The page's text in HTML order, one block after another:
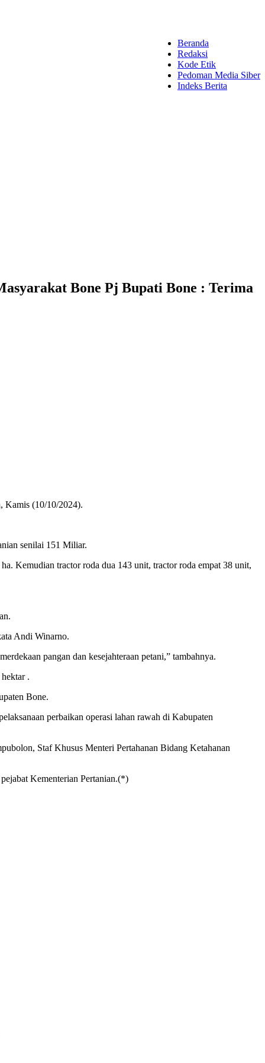
Beranda
Redaksi
Kode Etik
Pedoman Media Siber
Indeks Berita
Bone Pj Bupati Bone : Terima
Kamis (10/10/2024).
senilai 151 Miliar.
Kemudian tractor roda dua 143 unit, tractor roda empat 38 unit,
Andi Winarno.
pangan dan kesejahteraan petani,” tambahnya.
.
Bone.
perbaikan operasi lahan rawah di Kabupaten
Staf Khusus Menteri Pertahanan Bidang Ketahanan
Kementerian Pertanian.(*)